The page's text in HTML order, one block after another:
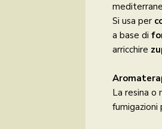
Si usa per
a base di
arricchire
La resina o
fumigazioni